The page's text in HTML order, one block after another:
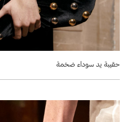
حقيبة يد سوداء ضخمة